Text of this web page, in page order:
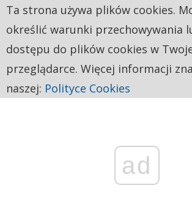
ad
Ta strona używa plików cookies.
określić warunki przechowywania
dostępu do plików cookies w
przeglądarce. Więcej informacji
naszej: Polityce Cookies